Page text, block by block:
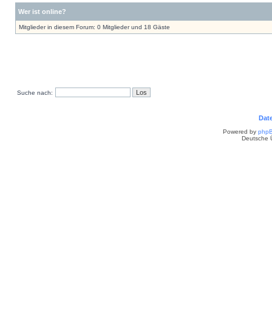
Wer ist online?
Mitglieder in diesem Forum: 0 Mitglieder und 18 Gäste
Suche nach:
Powered by
Deutsche